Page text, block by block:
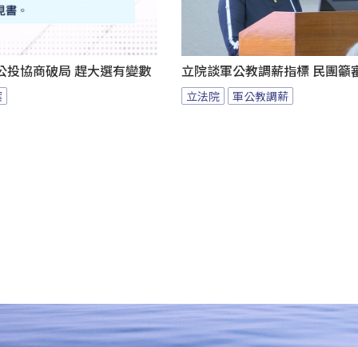
投協商破局 趕大選有變數 立院談軍公教調薪指標 民團籲
立法院 軍公教調薪